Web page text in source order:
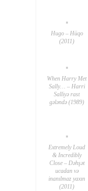
Hugo – Hüqo
(2011)
When Harry Met
Sally… – Harri
Salliyə rast
gələndə (1989)
Extremely Loud
& Incredibly
Close – Dəhşət
ucadan və
inanılmaz yaxın
(2011)